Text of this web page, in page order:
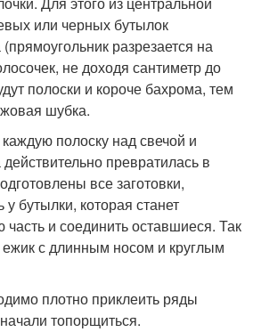
или черных бутылок
разрезается на
не доходя сантиметр до
полоски и короче бахрома, тем
шубка.
полоску над свечой и
превратилась в
все заготовки,
бутылки, которая станет
и соединить оставшиеся. Так
с длинным носом и круглым
плотно приклеить ряды
топорщиться.